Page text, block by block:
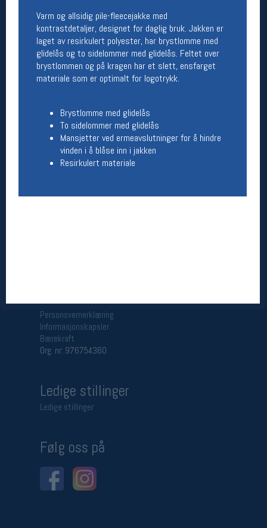
Varm og allsidig pile-fleecejakke med
kontrastdetaljer, designet for daglig bruk. Jakken er
laget av resirkulert polyester, har brystlomme med
glidelås og to sidelommer med glidelås. Feltet over
brystlommen og på kragen har et slett, ensfarget
materiale som er optimalt for logotrykk.
Brystlomme med glidelås
To sidelommer med glidelås
Mansjetter ved ermeavslutninger for å hindre
vinden i å blåse inn i jakken
Resirkulert materiale
Åpningstider butikk
Man-Fredag:
11-18
Lørdag:
11-16
Medlemstilbud og aktiviteter
MELD DEG INN GRATIS
Åpningstider verkstedet
Lørdag:
11-16
Salgsbetingelser
Personsvernerklæring
Informasjonskapsler
Bærekraft
Org. nr: 976754360
Ledige stillinger
Ledige stillinger
Følg oss på